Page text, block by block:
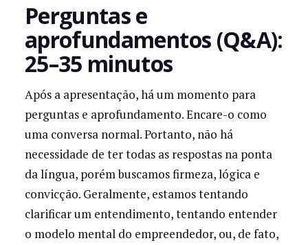
Perguntas e
aprofundamentos (Q&A):
25–35 minutos
Após a apresentação, há um momento para
perguntas e aprofundamento. Encare-o como
uma conversa normal. Portanto, não há
necessidade de ter todas as respostas na ponta
da língua, porém buscamos firmeza, lógica e
convicção. Geralmente, estamos tentando
clarificar um entendimento, tentando entender
o modelo mental do empreendedor, ou, de fato,